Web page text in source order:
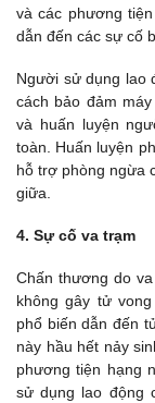
và các phương
dẫn đến các sự cố
Người sử dụng lao
cách bảo đảm
và huấn luyện
toàn. Huấn luyện
hỗ trợ phòng ngừa
giữa.
4. Sự cố va trạm
Chấn thương do
không gây tử
phổ biến dẫn đến
này hầu hết nảy
phương tiện hạng
sử dụng lao động